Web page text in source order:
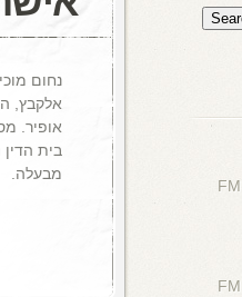
נחום
אלקבץ,
אופיר.
בית
מבעלה.